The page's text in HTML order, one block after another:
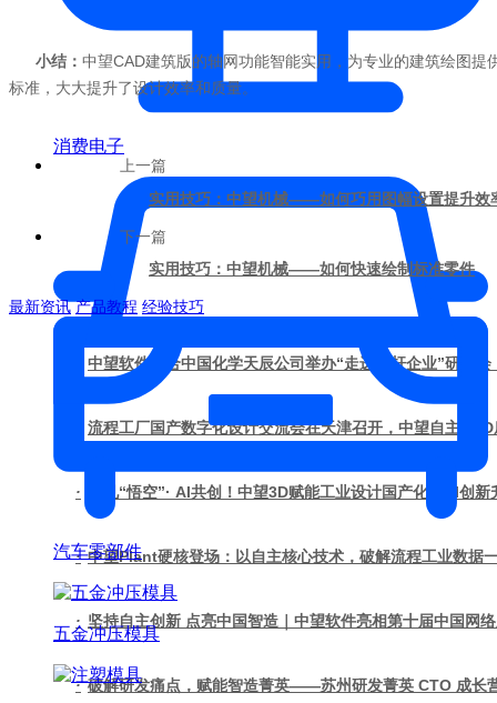
消费电子
汽车零部件
五金冲压模具
小结： 中望CAD建筑版的轴网功能智能实用，为专业的建筑绘图
标准，大大提升了设计效率和质量。
上一篇
实用技巧：中望机械——如何巧用图幅设置提升效
下一篇
实用技巧：中望机械——如何快速绘制标准零件
最新资讯 产品教程 经验技巧
中望软件联合中国化学天辰公司举办“走进标杆企业”研讨
流程工厂国产数字化设计交流会在天津召开，中望自主
· 遇见“悟空”· AI共创！中望3D赋能工业设计国产化与AI创新
· 中望Plant硬核登场：以自主核心技术，破解流程工业数据
· 坚持自主创新 点亮中国智造｜中望软件亮相第十届中国网
· 破解研发痛点，赋能智造菁英——苏州研发菁英 CTO 成长